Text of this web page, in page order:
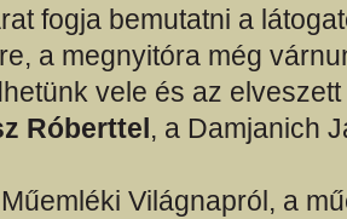
fogja bemutatni a
a megnyitóra még
vele és az
Róberttel, a Damjanich
Világnapról, a